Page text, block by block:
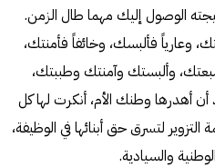
الوصول إليك مهما طال الزمن.
وعارياً فألبسك، وخائفاً فأمنتك،
وألبستك وآمنتك وطببتك،
أهدرها وطنك الأم، أنكرت لها كل
لتسرق حق أبنائها في الوظيفة،
والسيادية.